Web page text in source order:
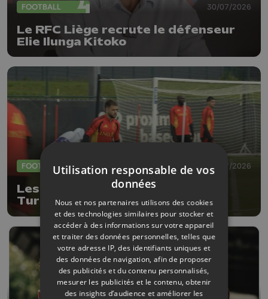
FOOTBALL 30/07/2026
Le RFC Liège recrute le défenseur
Elie Ilunga Kitoko
FOOTBALL 27/07/2026
Les Diables Rouges défieront la
Turquie le 2 octobre à Liège
Utilisation responsable de vos
données
Nous et nos partenaires utilisons des cookies
et des technologies similaires pour stocker et
accéder à des informations sur votre appareil
et traiter des données personnelles, telles que
votre adresse IP, des identifiants uniques et
des données de navigation, afin de proposer
des publicités et du contenu personnalisés,
mesurer les publicités et le contenu, obtenir
des insights d’audience et améliorer les